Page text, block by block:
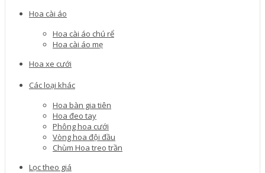
Hoa cài áo
Hoa cài áo chú rể
Hoa cài áo mẹ
Hoa xe cưới
Các loại khác
Hoa bàn gia tiên
Hoa đeo tay
Phông hoa cưới
Vòng hoa đội đầu
Chùm Hoa treo trần
Lọc theo giá